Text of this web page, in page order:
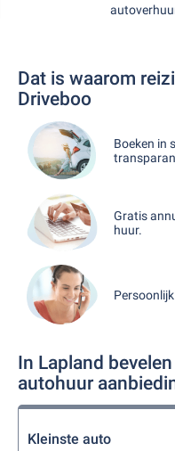
Dat is waarom
Driveboo
Boeken in
Gratis
huur.
In Lapland
autohuur
Kleinste auto